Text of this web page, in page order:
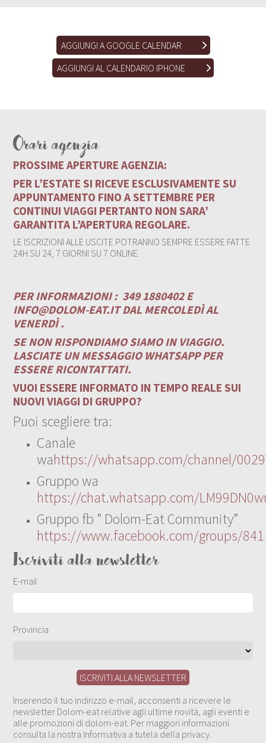
AGGIUNGI A GOOGLE CALENDAR
AGGIUNGI AL CALENDARIO IPHONE
Orari agenzia
PROSSIME APERTURE AGENZIA:
PER L’ESTATE SI RICEVE ESCLUSIVAMENTE SU
APPUNTAMENTO FINO A SETTEMBRE PER
CONTINUI VIAGGI PERTANTO NON SARA’
GARANTITA L’APERTURA REGOLARE.
LE ISCRIZIONI ALLE USCITE POTRANNO SEMPRE ESSERE FATTE
24H SU 24, 7 GIORNI SU 7 ONLINE.
PER INFORMAZIONI : 349 1880402 E
INFO@DOLOM-EAT.ITDAL MERCOLEDÌ AL
VENERDÌ .
SE NON RISPONDIAMO SIAMO IN VIAGGIO.
LASCIATE UN MESSAGGIO WHATSAPP PER
ESSERE RICONTATTATI.
VUOI ESSERE INFORMATO IN TEMPO REALE SUI
NUOVI VIAGGI DI GRUPPO?
Puoi scegliere tra:
Canale
wahttps://whatsapp.com/channel/
Gruppo wa
https://chat.whatsapp.com/
Gruppo fb ” Dolom-Eat Community”
https://www.facebook.com/groups/
Iscriviti alla newsletter
E-mail
Provincia
Inserendo il tuo indirizzo e-mail, acconsenti a ricevere le
newsletter Dolom-eat relative agli ultime novità, agli eventi e
alle promozioni di dolom-eat. Per maggiori informazioni
consulta la nostra Informativa a tutela della privacy.